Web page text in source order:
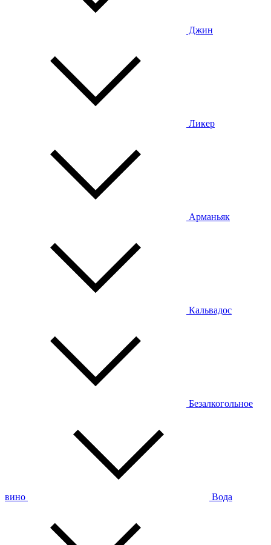
Джин
Ликер
Арманьяк
Кальвадос
Безалкогольное
вино Вода